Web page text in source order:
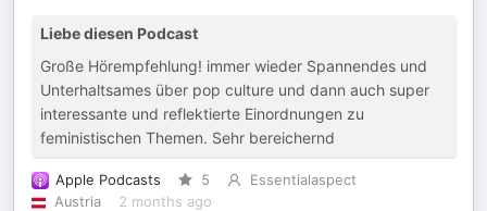
Liebe diesen Podcast
Große Hörempfehlung! immer wieder Spannendes und
Unterhaltsames über pop culture und dann auch super
interessante und reflektierte Einordnungen zu
feministischen Themen. Sehr bereichernd
Apple Podcasts 5
Essentialaspect
Austria
2 months ago